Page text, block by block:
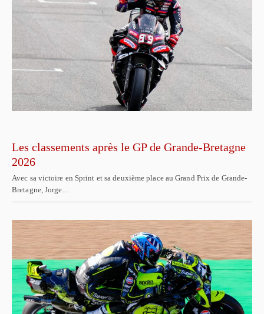
Les classements après le GP de Grande-Bretagne
2026
Avec sa victoire en Sprint et sa deuxième place au Grand Prix de Grande-
Bretagne, Jorge…